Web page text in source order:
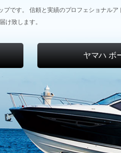
です。 信頼と実績のプロフェショナル
け致します。
ヤマハ ボ